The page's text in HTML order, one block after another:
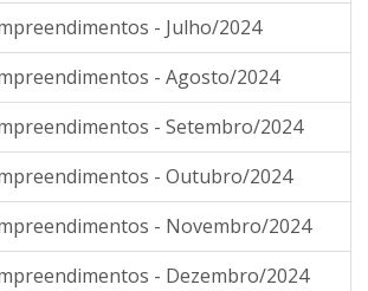
- Julho/2024
- Agosto/2024
- Setembro/2024
- Outubro/2024
- Novembro/2024
- Dezembro/2024